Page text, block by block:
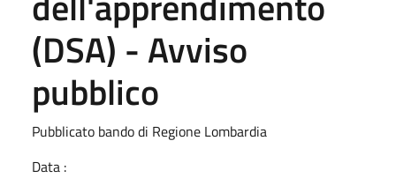
(DSA) - Avviso
pubblico
Pubblicato bando di Regione Lombardia
Data :